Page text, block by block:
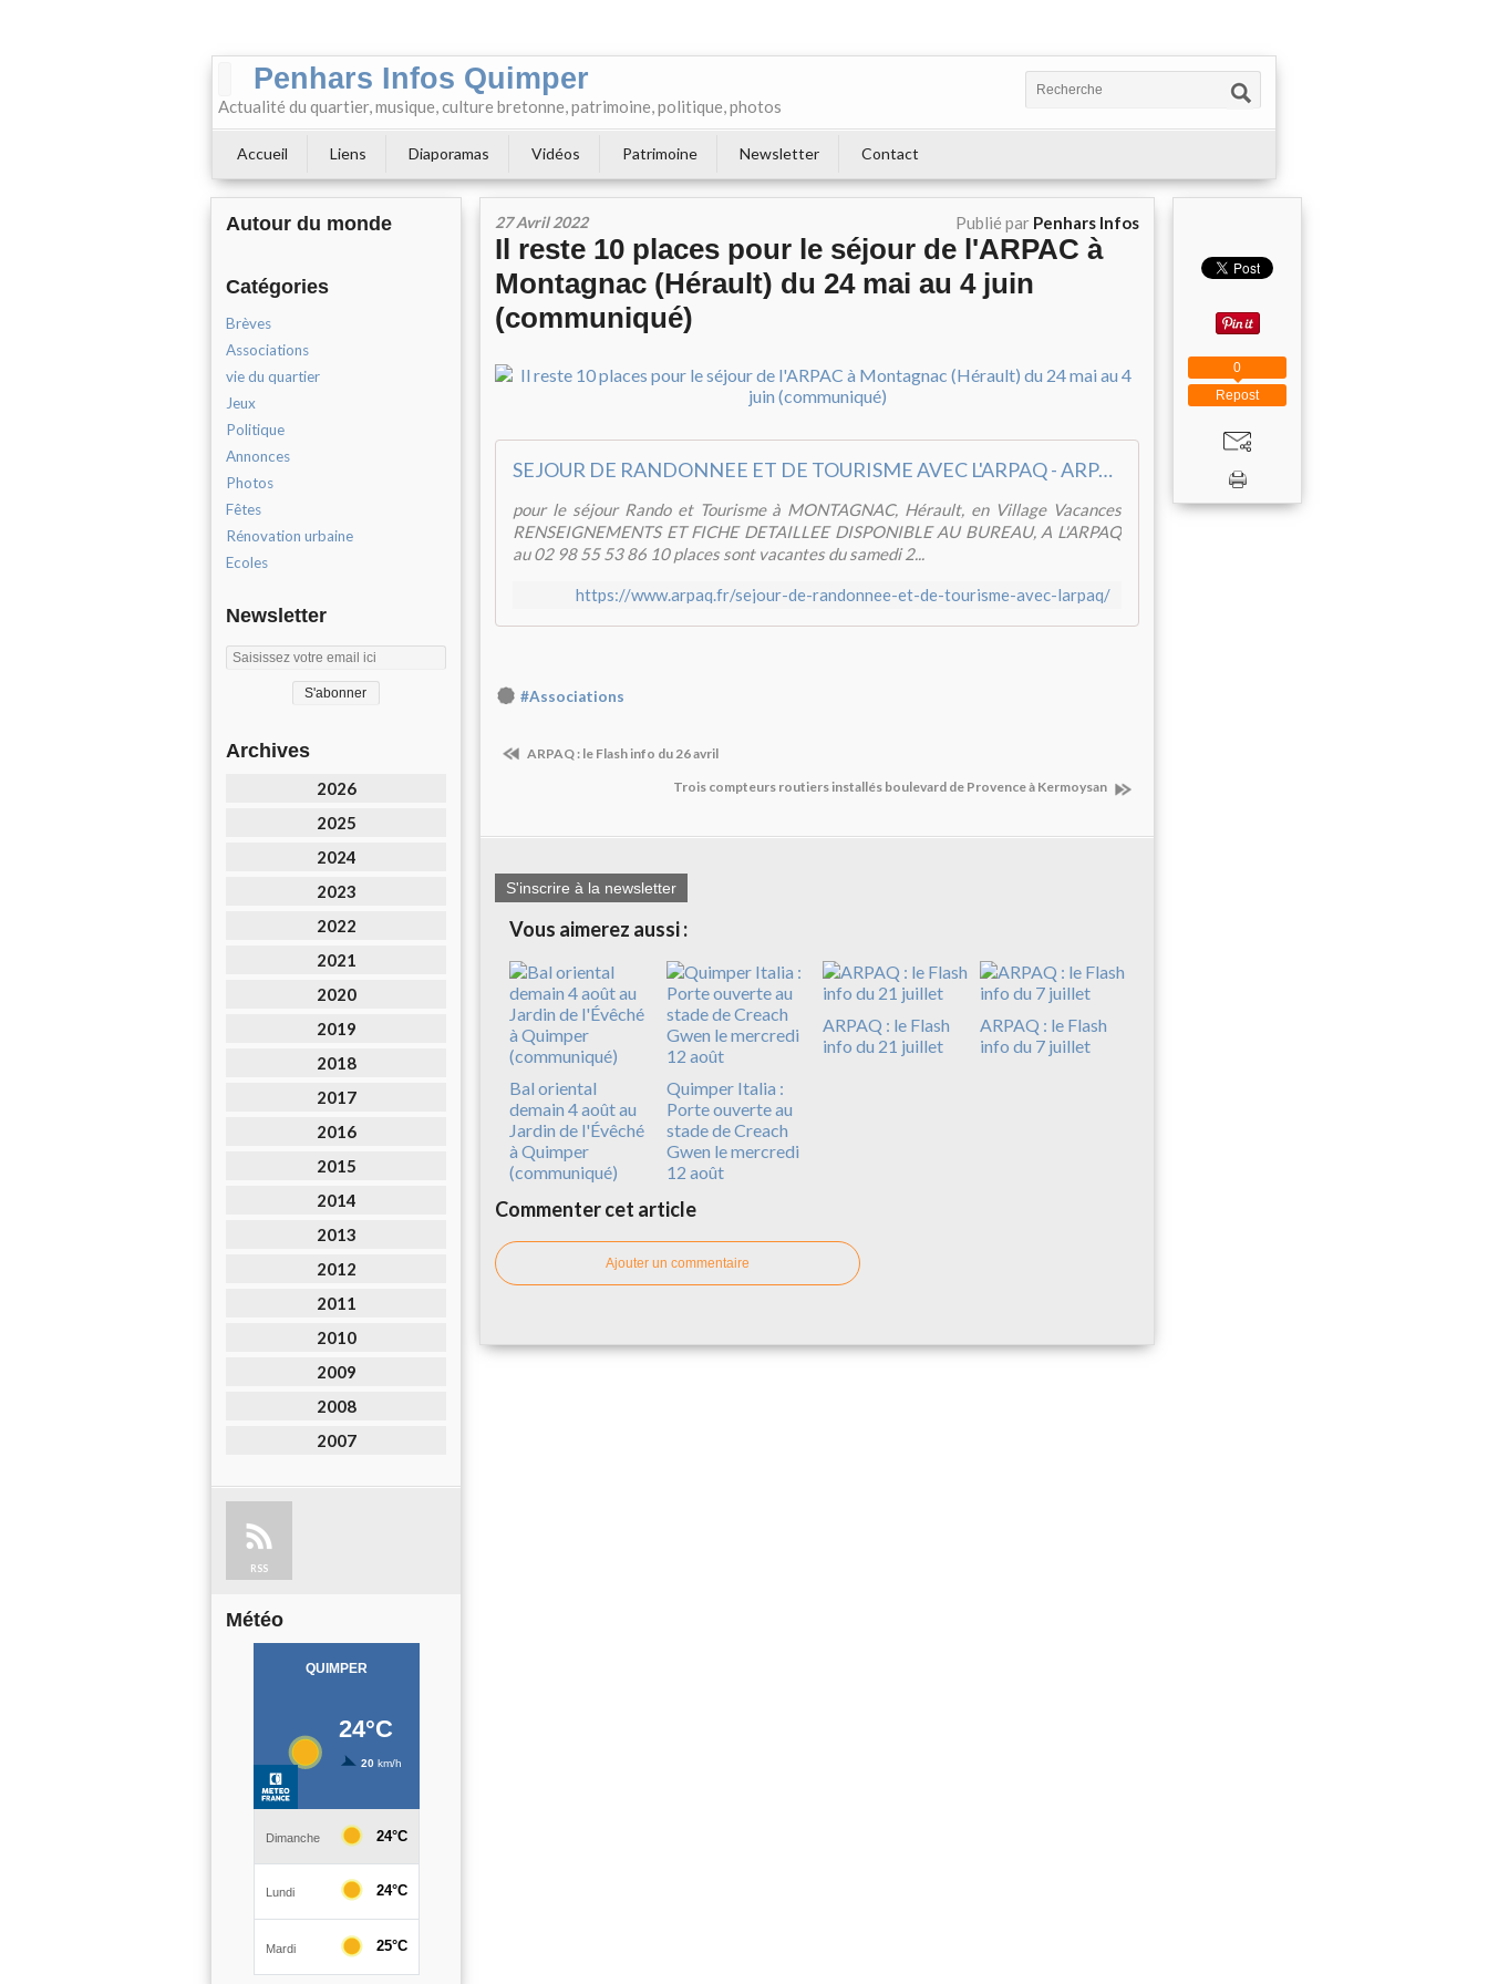
Penhars Infos Quimper
Actualité du quartier, musique, culture bretonne, patrimoine, politique, photos
Accueil Liens Diaporamas Vidéos Patrimoine Newsletter Contact
Autour du monde
Catégories
Brèves
Associations
vie du quartier
Jeux
Politique
Annonces
Photos
Fêtes
Rénovation urbaine
Ecoles
Newsletter
Archives
2026
2025
2024
2023
2022
2021
2020
2019
2018
2017
2016
2015
2014
2013
2012
2011
2010
2009
2008
2007
RSS
Météo
27 Avril 2022 Publié par Penhars Infos
Il reste 10 places pour le séjour de l'ARPAC à
Montagnac (Hérault) du 24 mai au 4 juin
(communiqué)
SEJOUR DE RANDONNEE ET DE TOURISME AVEC L'ARPAQ - ARPAQ
pour le séjour Rando et Tourisme à MONTAGNAC, Hérault, en Village Vacances
RENSEIGNEMENTS ET FICHE DETAILLEE DISPONIBLE AU BUREAU, A L'ARPAQ
au 02 98 55 53 86 10 places sont vacantes du samedi 2...
https://www.arpaq.fr/sejour-de-randonnee-et-de-tourisme-avec-larpaq/
#Associations
ARPAQ : le Flash info du 26 avril
Trois compteurs routiers installés boulevard de Provence à Kermoysan
S'inscrire à la newsletter
Vous aimerez aussi :
Bal oriental
demain 4 août au
Jardin de l'Évêché
à Quimper
(communiqué)
Quimper Italia :
Porte ouverte au
stade de Creach
Gwen le mercredi
12 août
ARPAQ : le Flash
info du 21 juillet
ARPAQ : le Flash
info du 7 juillet
Commenter cet article
Ajouter un commentaire
Repost
0